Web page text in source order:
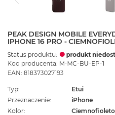
PEAK DESIGN MOBILE
IPHONE 16 PRO -
Status produktu:
produkt
Kod producenta: M-MC-BU-EP-1
EAN: 818373027193
Typ
Etui
Przeznaczenie
iPhone
Kolor